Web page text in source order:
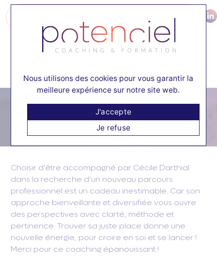
CONTACT
Témoignage
Chef d’entreprise secteur du Conseil-Accompagnement
Choisir d’être accompagné par Cécile Darthial
dans la recherche d’un nouveau parcours
professionnel est un cadeau inestimable. Car son
approche bienveillante et diversifiée vous ouvre
des perspectives avec clarté, méthode et
pertinence. Trouver sa juste place donne une
nouvelle énergie, pour croire en soi et se lancer !
Merci pour ce coaching épanouissant !
Nous utilisons des cookies pour vous garantir la
meilleure expérience sur notre site web.
J'accepte
Je refuse